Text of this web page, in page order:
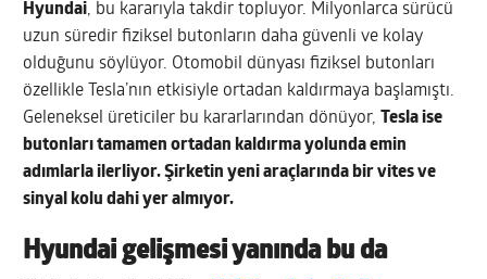
Hyundai, bu kararıyla takdir topluyor. Milyonlarca sürücü
uzun süredir fiziksel butonların daha güvenli ve kolay
olduğunu söylüyor. Otomobil dünyası fiziksel butonları
özellikle Tesla’nın etkisiyle ortadan kaldırmaya başlamıştı.
Geleneksel üreticiler bu kararlarından dönüyor,
Tesla ise
butonları tamamen ortadan kaldırma yolunda emin
adımlarla ilerliyor. Şirketin yeni araçlarında bir vites ve
sinyal kolu dahi yer almıyor.
Hyundai gelişmesi yanında bu da